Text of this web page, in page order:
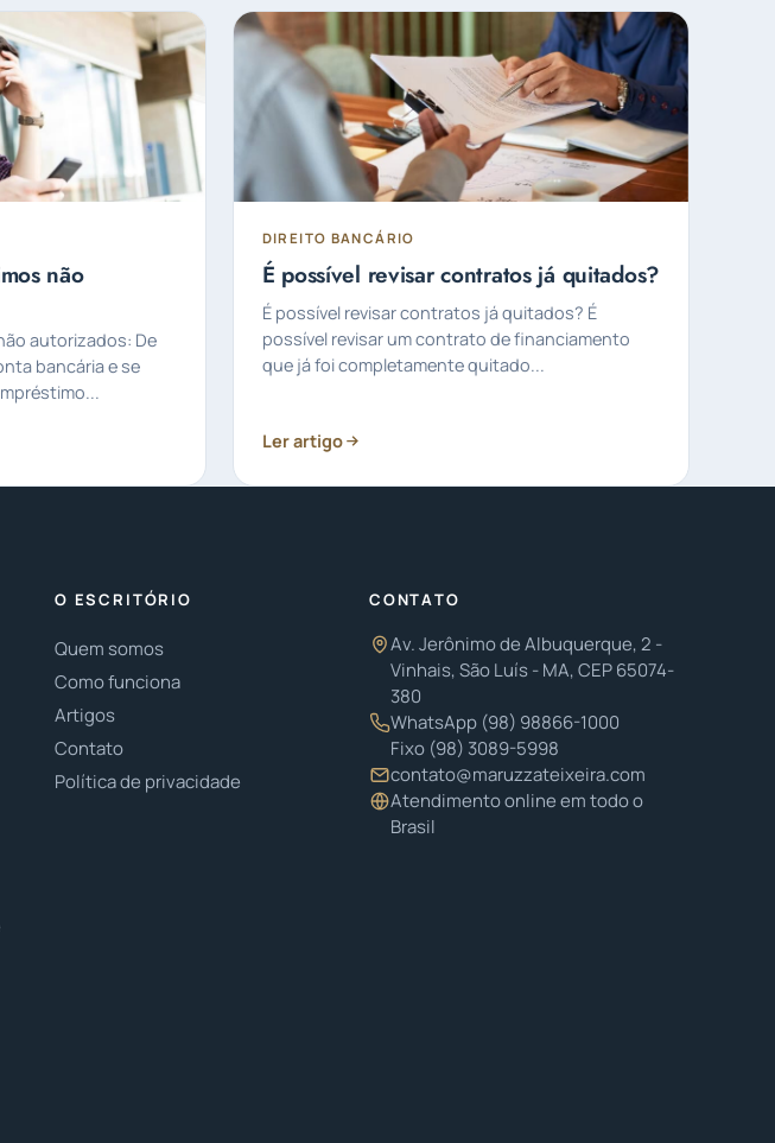
não
autorizados: De
bancária e se
DIREITO BANCÁRIO
É possível revisar contratos já quitados?
É possível revisar contratos já quitados? É
possível revisar um contrato de financiamento
que já foi completamente quitado...
Ler artigo
O ESCRITÓRIO
Quem somos
Como funciona
Artigos
Contato
Política de privacidade
CONTATO
Av. Jerônimo de Albuquerque, 2 -
Vinhais, São Luís - MA, CEP 65074-
380
WhatsApp (98) 98866-1000
Fixo (98) 3089-5998
contato@maruzzateixeira.com
Atendimento online em todo o
Brasil